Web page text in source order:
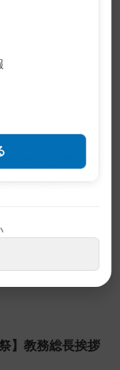
「ご都合」
務総長挨拶・教
のことば
、ちゃうんちゃ
】教務総長挨拶